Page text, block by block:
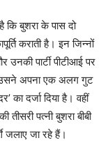
कि बुशरा के पास दो
कराती है। इन जिन्नों
पार्टी पीटीआई पर
उसने अपना एक अलग गुट
का दर्जा दिया है। वहीं
पत्नी बुशरा बीबी
जलाए जा रहे हैं।